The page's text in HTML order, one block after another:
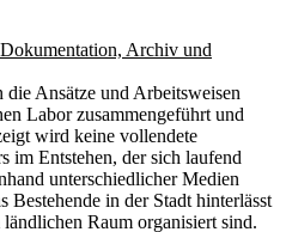
Archiv und
Ansätze und Arbeitsweisen
Labor zusammengeführt und
wird keine vollendete
im Entstehen, der sich laufend
unterschiedlicher Medien
Bestehende in der Stadt hinterlässt
Raum organisiert sind.